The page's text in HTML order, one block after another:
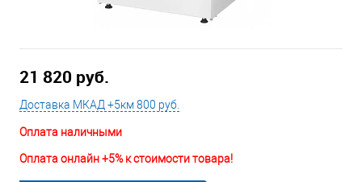
21 820 руб.
Доставка МКАД +5км 800 руб.
Оплата наличными
Оплата онлайн +5% к стоимости товара!